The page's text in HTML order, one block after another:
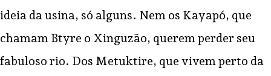
ideia da usina, só alguns. Nem os Kayapó, que
chamam Btyre o Xinguzão, querem perder seu
fabuloso rio. Dos Metuktire, que vivem perto da